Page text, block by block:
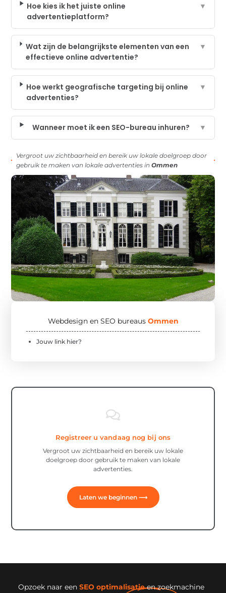
Hoe kies ik het juiste online
advertentieplatform?
▼
Wat zijn de belangrijkste elementen van een
effectieve online advertentie?
▼
Hoe werkt geografische targeting bij online
advertenties?
▼
Wanneer moet ik een SEO-bureau inhuren? ▼
Vergroot uw zichtbaarheid en bereik uw lokale doelgroep door
gebruik te maken van lokale advertenties inOmmen
Webdesign en SEO bureaus Ommen
Jouw link hier?
Registreer u vandaag nog bij ons
Vergroot uw zichtbaarheid en bereik uw lokale
doelgroep door gebruik te maken van lokale
advertenties.
Laten we beginnen ⟶
Opzoek naar een SEO optimalisatieen zoekmachine